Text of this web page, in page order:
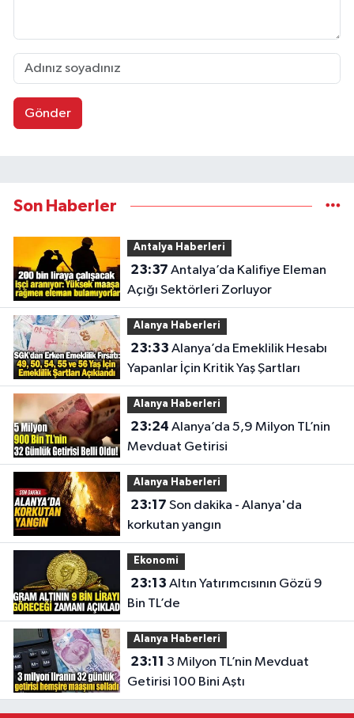
Gönder
Son Haberler
Antalya Haberleri
23:37
Açığı Sektörleri Zorluyor
Alanya Haberleri
23:33
Yapanlar İçin Kritik Yaş Şartları
Alanya Haberleri
23:24
Mevduat Getirisi
Alanya Haberleri
23:17
korkutan yangın
Ekonomi
23:13
Bin TL’de
Alanya Haberleri
23:11
Getirisi 100 Bini Aştı